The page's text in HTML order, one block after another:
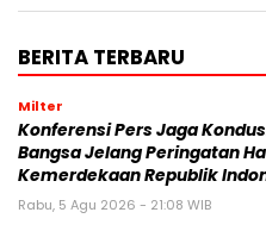
BERITA TERBARU
Milter
Konferensi Pers Jaga
Bangsa Jelang Peringatan
Kemerdekaan Republik
Rabu, 5 Agu 2026 - 21:08 WIB